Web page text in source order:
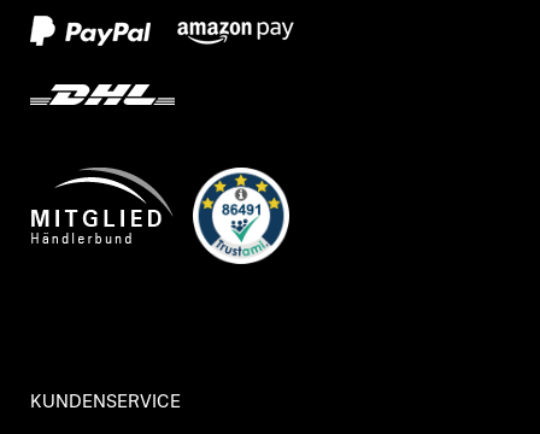
KUNDENSERVICE